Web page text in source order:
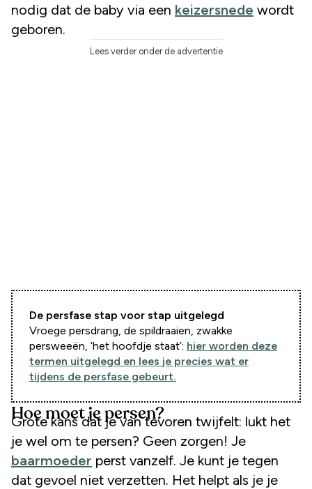
nodig dat de baby via een keizersnede wordt
geboren.
Lees verder onder de advertentie
De persfase stap voor stap uitgelegd
Vroege persdrang, de spildraaien, zwakke
persweeën, ‘het hoofdje staat’: hier worden deze
termen uitgelegd en lees je precies wat er
tijdens de persfase gebeurt.
Hoe moet je persen?
Grote kans dat je van tevoren twijfelt: lukt het
je wel om te persen? Geen zorgen! Je
baarmoeder perst vanzelf. Je kunt je tegen
dat gevoel niet verzetten. Het helpt als je je